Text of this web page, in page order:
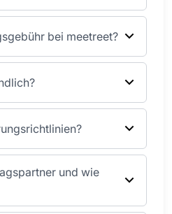
bei meetreet?
und wie